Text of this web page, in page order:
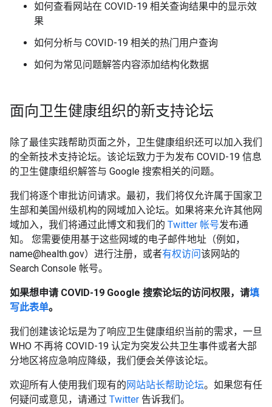
如何查看网站在 COVID-19 相关查询结果中的显示效
果
如何分析与 COVID-19 相关的热门用户查询
如何为常见问题解答内容添加结构化数据
面向卫生健康组织的新支持论坛
除了最佳实践帮助页面之外，卫生健康组织还可以加入我们
的全新技术支持论坛。该论坛致力于为发布 COVID-19 信息
的卫生健康组织解答与 Google 搜索相关的问题。
我们将逐个审批访问请求。最初，我们将仅允许属于国家卫
生部和美国州级机构的网域加入论坛。如果将来允许其他网
域加入，我们将通过此博文和我们的 Twitter 帐号发布通
知。 您需要使用基于这些网域的电子邮件地址（例如，
name@health.gov）进行注册，或者有权访问该网站的
Search Console 帐号。
如果想申请 COVID-19 Google 搜索论坛的访问权限，请填
写此表单。
我们创建该论坛是为了响应卫生健康组织当前的需求，一旦
WHO 不再将 COVID-19 认定为突发公共卫生事件或者大部
分地区将应急响应降级，我们便会关停该论坛。
欢迎所有人使用我们现有的网站站长帮助论坛。如果您有任
何疑问或意见，请通过 Twitter 告诉我们。